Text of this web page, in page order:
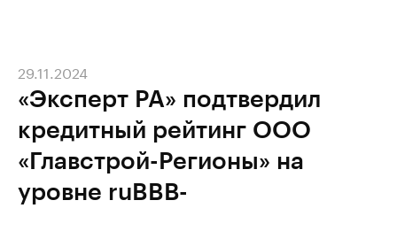
«Эксперт РА» подтвердил
кредитный рейтинг ООО
«Главстрой-Регионы» на
уровне ruBBВ-
29.11.2024